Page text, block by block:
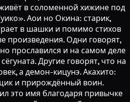
в соломенной хижине под
Аои но Окина: старик,
в шашки и помимо стихов
произведения. Одни говорят,
прославился и на самом деле
Другие говорят, что на
а демон-кицунэ. Акахито:
и прирождённый воин.
это имя благодаря привычке